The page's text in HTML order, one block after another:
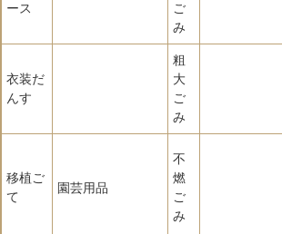
ース
ご
み
衣装だ
んす
粗
大
ご
み
移植ご
て
園芸用品
不
燃
ご
み